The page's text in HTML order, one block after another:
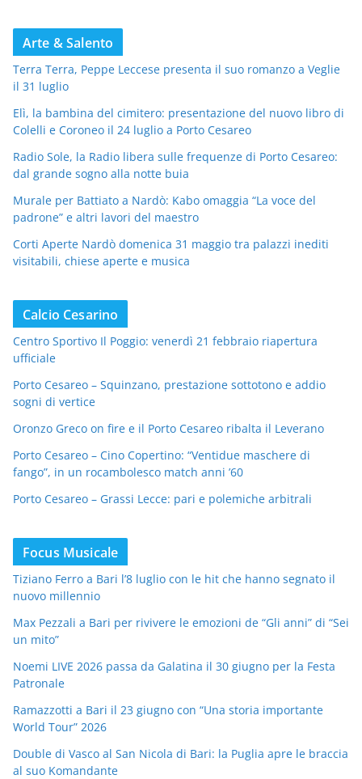
Arte & Salento
Terra Terra, Peppe Leccese presenta il suo romanzo a Veglie
il 31 luglio
Elì, la bambina del cimitero: presentazione del nuovo libro di
Colelli e Coroneo il 24 luglio a Porto Cesareo
Radio Sole, la Radio libera sulle frequenze di Porto Cesareo:
dal grande sogno alla notte buia
Murale per Battiato a Nardò: Kabo omaggia “La voce del
padrone” e altri lavori del maestro
Corti Aperte Nardò domenica 31 maggio tra palazzi inediti
visitabili, chiese aperte e musica
Calcio Cesarino
Centro Sportivo Il Poggio: venerdì 21 febbraio riapertura
ufficiale
Porto Cesareo – Squinzano, prestazione sottotono e addio
sogni di vertice
Oronzo Greco on fire e il Porto Cesareo ribalta il Leverano
Porto Cesareo – Cino Copertino: “Ventidue maschere di
fango”, in un rocambolesco match anni ’60
Porto Cesareo – Grassi Lecce: pari e polemiche arbitrali
Focus Musicale
Tiziano Ferro a Bari l’8 luglio con le hit che hanno segnato il
nuovo millennio
Max Pezzali a Bari per rivivere le emozioni de “Gli anni” di “Sei
un mito”
Noemi LIVE 2026 passa da Galatina il 30 giugno per la Festa
Patronale
Ramazzotti a Bari il 23 giugno con “Una storia importante
World Tour” 2026
Double di Vasco al San Nicola di Bari: la Puglia apre le braccia
al suo Komandante